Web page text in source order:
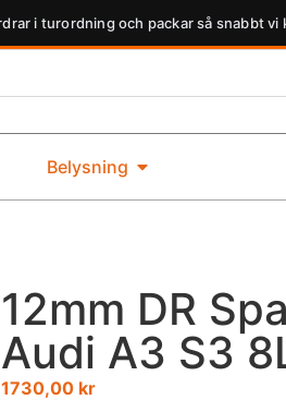
i turordning och packar så snabbt vi
Belysning
12mm DR
Audi A3 S3
1730,00 kr